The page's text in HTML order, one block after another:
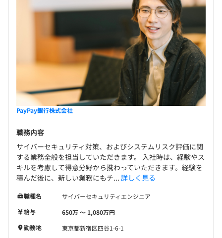
PayPay銀行株式会社
職務内容
サイバーセキュリティ対策、およびシステムリスク評価に関
する業務全般を担当していただきます。 入社時は、経験やス
キルを考慮して得意分野から携わっていただきます。経験を
積んだ後に、新しい業務にもチ... 詳しく見る
職種名
サイバーセキュリティエンジニア
給与
650万 〜 1,080万円
勤務地
東京都新宿区四谷1-6-1